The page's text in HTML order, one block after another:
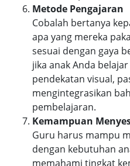
Metode Pengajaran
Cobalah bertanya
apa yang mereka
sesuai dengan gaya
jika anak Anda
pendekatan visual,
mengintegrasikan
pembelajaran.
Kemampuan
Guru harus mampu
dengan kebutuhan
memahami tingkat